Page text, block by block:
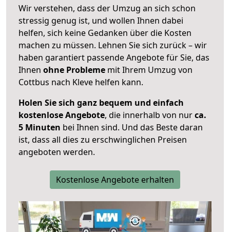
Wir verstehen, dass der Umzug an sich schon
stressig genug ist, und wollen Ihnen dabei
helfen, sich keine Gedanken über die Kosten
machen zu müssen. Lehnen Sie sich zurück – wir
haben garantiert passende Angebote für Sie, das
Ihnen ohne Probleme mit Ihrem Umzug von
Cottbus nach Kleve helfen kann.
Holen Sie sich ganz bequem und einfach
kostenlose Angebote, die innerhalb von nurca.
5 Minuten bei Ihnen sind. Und das Beste daran
ist, dass all dies zu erschwinglichen Preisen
angeboten werden.
Kostenlose Angebote erhalten